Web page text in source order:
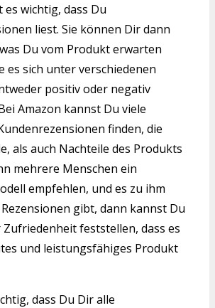
es wichtig, dass Du
liest. Sie können Dir dann
Du vom Produkt erwarten
es sich unter verschiedenen
positiv oder negativ
Amazon kannst Du viele
finden, die
als auch Nachteile des Produkts
mehrere Menschen ein
empfehlen, und es zu ihm
gibt, dann kannst Du
Zufriedenheit feststellen, dass es
und leistungsfähiges Produkt
dass Du Dir alle